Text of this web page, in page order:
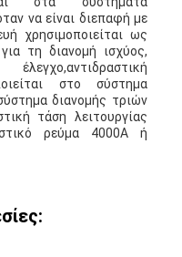
να είναι διεπαφή με
χρησιμοποιείται ως
τη διανομή ισχύος,
στο σύστημα
διανομής τριών
τάση λειτουργίας
ρεύμα 4000A ή